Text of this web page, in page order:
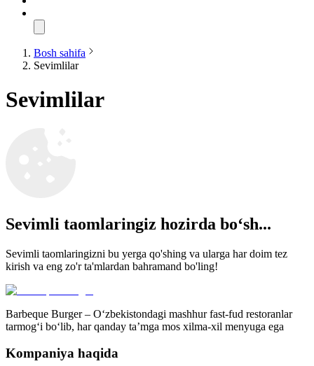
Bosh sahifa
Sevimlilar
Sevimlilar
Sevimli taomlaringiz hozirda boʻsh...
Sevimli taomlaringizni bu yerga qo'shing va ularga har doim tez
kirish va eng zo'r ta'mlardan bahramand bo'ling!
Barbeque Burger – O‘zbekistondagi mashhur fast-fud restoranlar
tarmog‘i bo‘lib, har qanday ta’mga mos xilma-xil menyuga ega
Kompaniya haqida